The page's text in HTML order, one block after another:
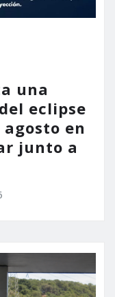
una
eclipse
en
junto a